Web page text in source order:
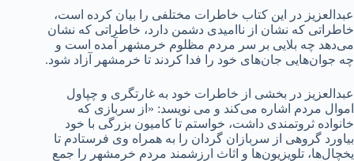
عبدالعزیز در این کتاب خاطرات مختلفی را بیان کرده است،
خاطراتی‌ که نشان از ناامیدی دشمن دارد، خاطراتی که نشان
می‌دهد چه بلایی بر سر مردم مظلوم خرمشهر آمده است و
چه جوان‌هایی جان‌های خود را فدا کردند تا خرمشهر آزاد شود.
عبدالعزیز در بخشی از خاطرات خود به غارتگری و چپاول
اموال مردم اشاره می‌کند و می نویسد: «از سربازی که
خانواده ثروتمندی داشت، خواستم تا کامیون بزرگی با خود
بیاورد گروهی از سربازان گردان را به همراه وی فرستادم تا
یخچال‌ها، تلویزیون‌ها و اثاث ارزشمند مردم خرمشهر را جمع